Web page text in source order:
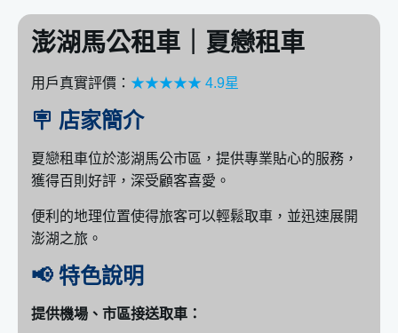
澎湖馬公租車｜夏戀租車
用戶真實評價： ★★★★★ 4.9星
🪧 店家簡介
夏戀租車位於澎湖馬公市區，提供專業貼心的服務，
獲得百則好評，深受顧客喜愛。
便利的地理位置使得旅客可以輕鬆取車，並迅速展開
澎湖之旅。
📢 特色說明
提供機場、市區接送取車：